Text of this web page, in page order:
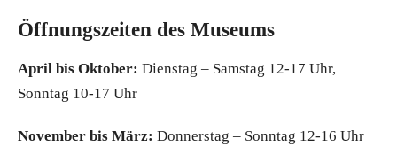
Öffnungszeiten des Museums
April bis Oktober: Dienstag – Samstag 12-17 Uhr,
Sonntag 10-17 Uhr
November bis März: Donnerstag – Sonntag 12-16 Uhr